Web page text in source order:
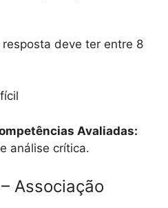
resposta deve ter entre 8
Avaliadas:
análise crítica.
Associação